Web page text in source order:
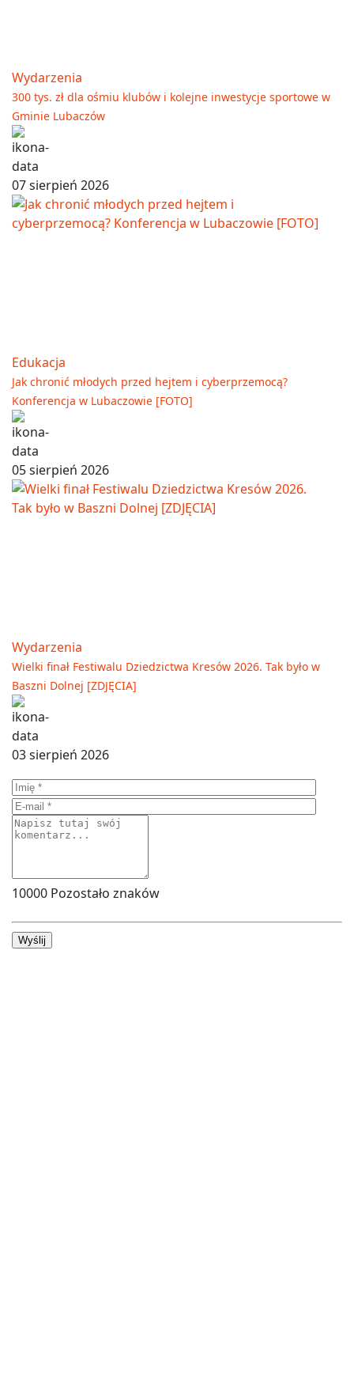
Wydarzenia
300 tys. zł dla ośmiu klubów i kolejne inwestycje sportowe w
Gminie Lubaczów
07 sierpień 2026
Edukacja
Jak chronić młodych przed hejtem i cyberprzemocą?
Konferencja w Lubaczowie [FOTO]
05 sierpień 2026
Wydarzenia
Wielki finał Festiwalu Dziedzictwa Kresów 2026. Tak było w
Baszni Dolnej [ZDJĘCIA]
03 sierpień 2026
10000 Pozostało znaków
Wyślij